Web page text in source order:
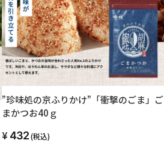
”珍味処の京ふりかけ”「衝撃のごま」ご
まかつお40ｇ
432(税込)